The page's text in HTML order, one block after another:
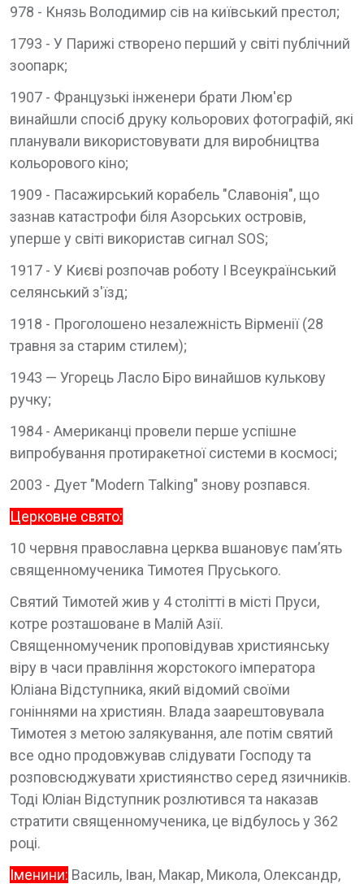
978 - Князь Володимир сів на київський престол;
1793 - У Парижі створено перший у світі публічний
зоопарк;
1907 - Французькі інженери брати Люм'єр
винайшли спосіб друку кольорових фотографій, які
планували використовувати для виробництва
кольорового кіно;
1909 - Пасажирський корабель "Славонія", що
зазнав катастрофи біля Азорських островів,
уперше у світі використав сигнал SOS;
1917 - У Києві розпочав роботу I Всеукраїнський
селянський з'їзд;
1918 - Проголошено незалежність Вірменії (28
травня за старим стилем);
1943 — Угорець Ласло Біро винайшов кулькову
ручку;
1984 - Американці провели перше успішне
випробування протиракетної системи в космосі;
2003 - Дует "Modern Talking" знову розпався.
Церковне свято:
10 червня православна церква вшановує пам’ять
священномученика Тимотея Пруського.
Святий Тимотей жив у 4 столітті в місті Пруси,
котре розташоване в Малій Азії.
Священномученик проповідував християнську
віру в часи правління жорстокого імператора
Юліана Відступника, який відомий своїми
гоніннями на християн. Влада заарештовувала
Тимотея з метою залякування, але потім святий
все одно продовжував слідувати Господу та
розповсюджувати християнство серед язичників.
Тоді Юліан Відступник розлютився та наказав
стратити священномученика, це відбулось у 362
році.
Іменини: Василь, Іван, Макар, Микола, Олександр,